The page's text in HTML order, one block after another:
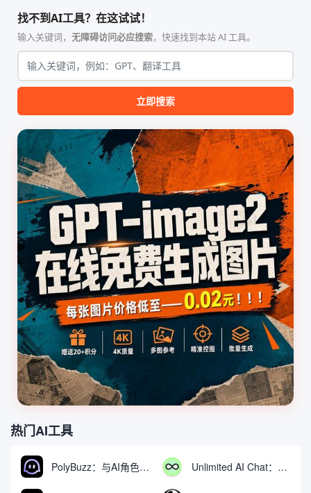
谱”的痛点。该平台利用先进的
人工智能模型，模拟现实世界
中的专家顾问团（包括天使投
资人、产品经理、市场策略师
等角色）...
于公司、品牌或个人的
LOGO。平台利用人工智能技
术，根据用户输入的关键词和
偏好，在...
找不到AI工具？在这试试！
输入关键词， 无障碍访问必应搜索，快速找到本站 AI 工具。
立即搜索
热门AI工具
PolyBuzz：与AI角色互动的免费聊天与角色扮演平台 Unlimited AI Chat：免费无限制的AI聊天工具